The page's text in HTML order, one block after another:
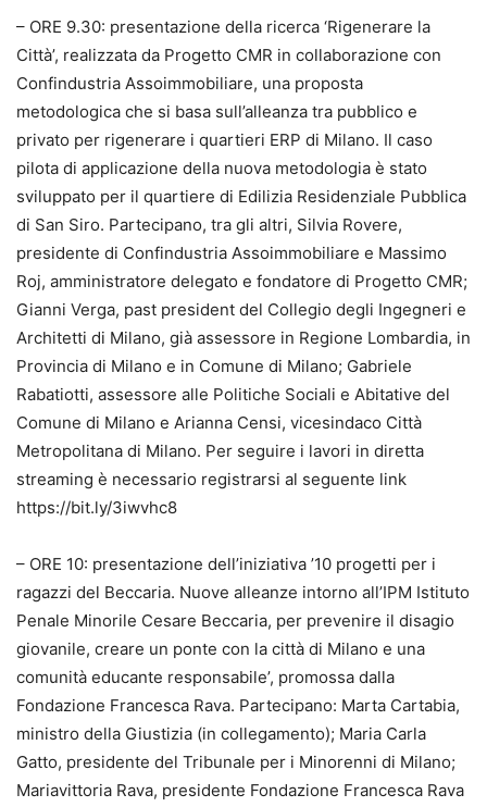
– ORE 9.30: presentazione della ricerca ‘Rigenerare la
Città’, realizzata da Progetto CMR in collaborazione con
Confindustria Assoimmobiliare, una proposta
metodologica che si basa sull’alleanza tra pubblico e
privato per rigenerare i quartieri ERP di Milano. Il caso
pilota di applicazione della nuova metodologia è stato
sviluppato per il quartiere di Edilizia Residenziale Pubblica
di San Siro. Partecipano, tra gli altri, Silvia Rovere,
presidente di Confindustria Assoimmobiliare e Massimo
Roj, amministratore delegato e fondatore di Progetto CMR;
Gianni Verga, past president del Collegio degli Ingegneri e
Architetti di Milano, già assessore in Regione Lombardia, in
Provincia di Milano e in Comune di Milano; Gabriele
Rabatiotti, assessore alle Politiche Sociali e Abitative del
Comune di Milano e Arianna Censi, vicesindaco Città
Metropolitana di Milano. Per seguire i lavori in diretta
streaming è necessario registrarsi al seguente link
https://bit.ly/3iwvhc8
– ORE 10: presentazione dell’iniziativa ’10 progetti per i
ragazzi del Beccaria. Nuove alleanze intorno all’IPM Istituto
Penale Minorile Cesare Beccaria, per prevenire il disagio
giovanile, creare un ponte con la città di Milano e una
comunità educante responsabile’, promossa dalla
Fondazione Francesca Rava. Partecipano: Marta Cartabia,
ministro della Giustizia (in collegamento); Maria Carla
Gatto, presidente del Tribunale per i Minorenni di Milano;
Mariavittoria Rava, presidente Fondazione Francesca Rava